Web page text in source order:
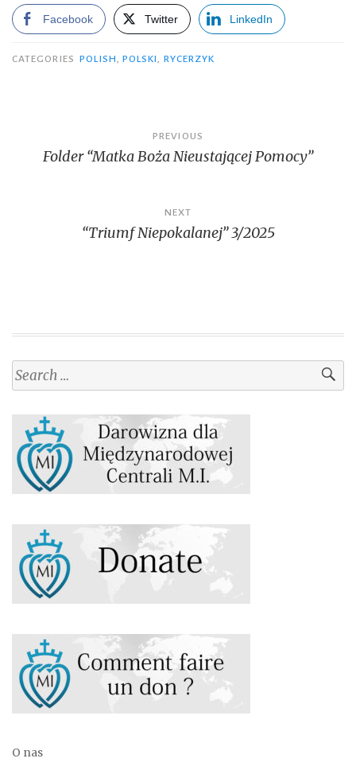
Facebook Twitter LinkedIn
CATEGORIES POLISH, POLSKI, RYCERZYK
navigation
PREVIOUS
Folder “Matka Boża Nieustającej Pomocy”
NEXT
“Triumf Niepokalanej” 3/2025
Search
for:
O nas